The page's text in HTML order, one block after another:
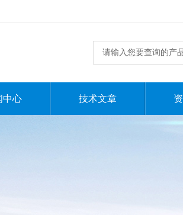
中心 技术文章